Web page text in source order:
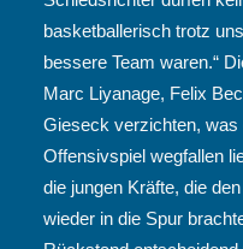
basketballerisch trotz
bessere Team waren.“
Marc Liyanage, Felix
Gieseck verzichten, was
Offensivspiel wegfallen
die jungen Kräfte, die
wieder in die Spur